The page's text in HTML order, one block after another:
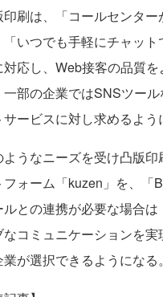
刷は、「コールセンター
「いつでも手軽にチャッ
対応し、Web接客の品質
部の企業ではSNSツー
ービスに対し求めるよう
うなニーズを受け凸版
フォーム「kuzen」を、「
ルとの連携が必要な場合
なコミュニケーションを実
が選択できるようになる。